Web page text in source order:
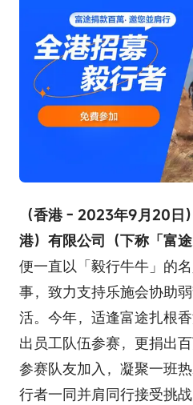
（香港 - 2023年9月20日
港）有限公司（下称「富途
便一直以「毅行牛牛」的
事，致力支持乐施会协助
活。今年，适逢富途扎根
出员工队伍参赛，更捐出
参赛队友加入，凝聚一班
行者一同并肩同行接受挑